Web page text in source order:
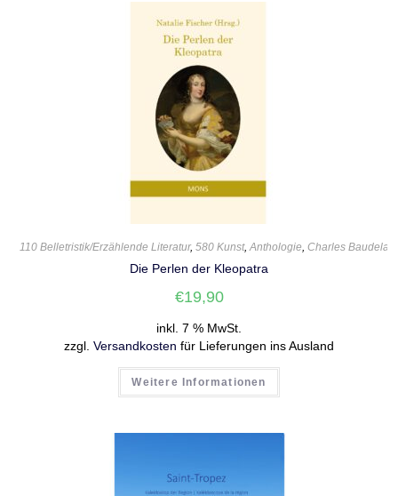
110 Belletristik/Erzählende Literatur,580 Kunst,Anthologie,Charles
Die Perlen der Kleopatra
€19,90
inkl. 7 % MwSt.
zzgl. Versandkosten für Lieferungen ins Ausland
Weitere Informationen